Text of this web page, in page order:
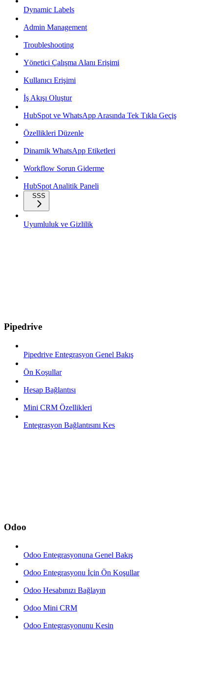
Dynamic Labels
Admin Management
Troubleshooting
Yönetici Çalışma Alanı Erişimi
Kullanıcı Erişimi
İş Akışı Oluştur
HubSpot ve WhatsApp Arasında Tek Tıkla Geçiş
Özellikleri Düzenle
Dinamik WhatsApp Etiketleri
Workflow Sorun Giderme
HubSpot Analitik Paneli
SSS
Uyumluluk ve Gizlilik
Pipedrive
Pipedrive Entegrasyon Genel Bakış
Ön Koşullar
Hesap Bağlantısı
Mini CRM Özellikleri
Entegrasyon Bağlantısını Kes
Odoo
Odoo Entegrasyonuna Genel Bakış
Odoo Entegrasyonu İçin Ön Koşullar
Odoo Hesabınızı Bağlayın
Odoo Mini CRM
Odoo Entegrasyonunu Kesin